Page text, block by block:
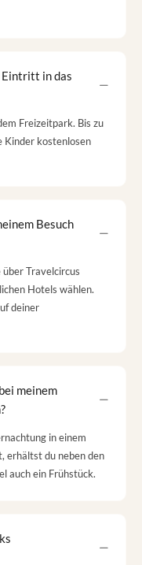
Eintritt in das
Freizeitpark. Bis zu
Kinder kostenlosen
Besuch
Travelcircus
Hotels wählen.
deiner
meinem
in einem
erhältst du neben den
auch ein Frühstück.